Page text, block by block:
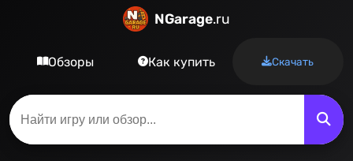
NGarage.ru
Обзоры Как купить Скачать